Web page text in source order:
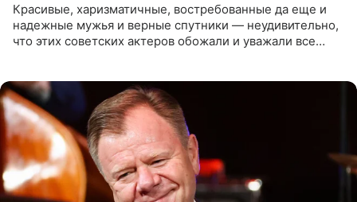
Красивые, харизматичные, востребованные да еще и
надежные мужья и верные спутники — неудивительно,
что этих советских актеров обожали и уважали все